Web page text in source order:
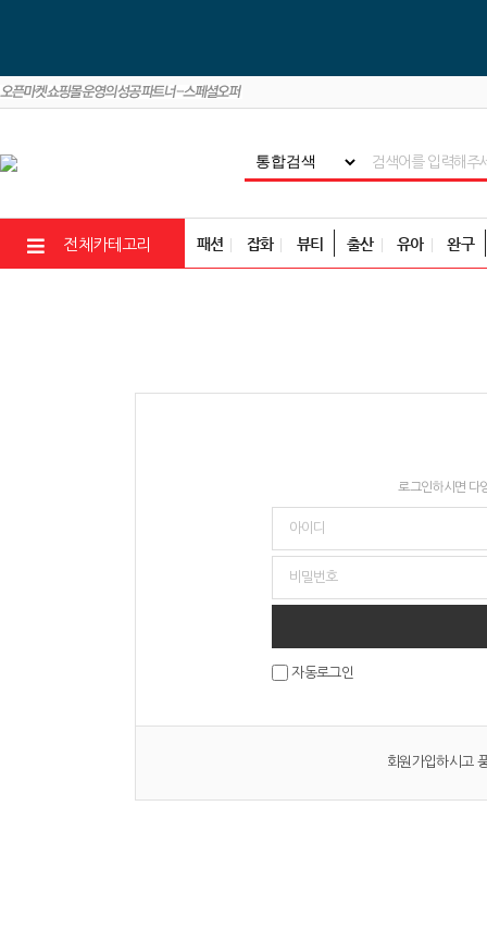
전체카테고리 패션 잡화 뷰티 출산 유아 완구
로그인하시면 다
자동로그인
회원가입하시고